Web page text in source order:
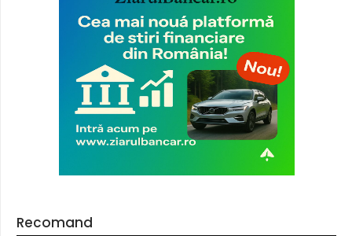
Recomand